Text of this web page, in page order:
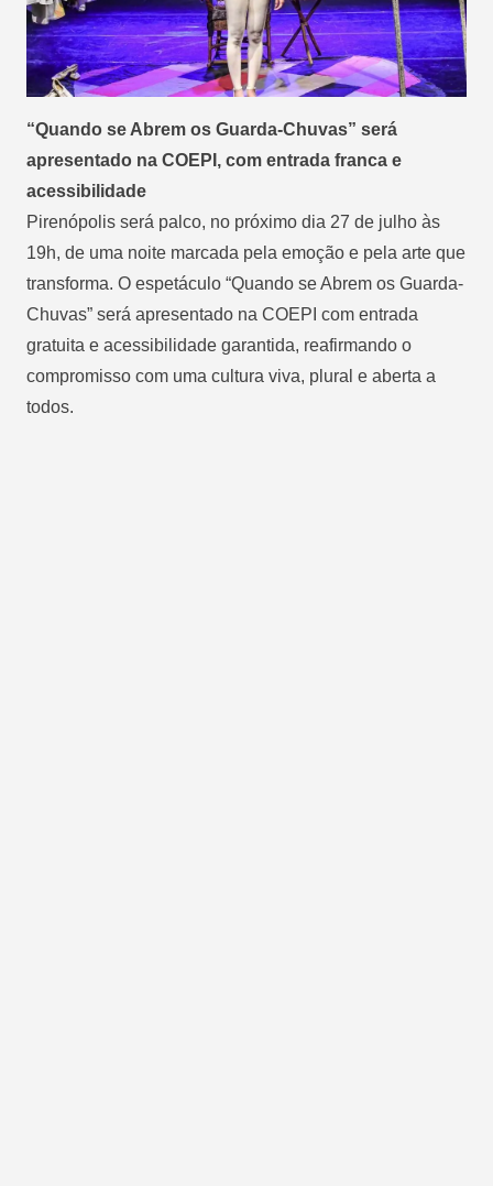
“Quando se Abrem os Guarda-Chuvas” será
apresentado na COEPI, com entrada franca e
acessibilidade
Pirenópolis será palco, no próximo dia 27 de julho às
19h, de uma noite marcada pela emoção e pela arte que
transforma. O espetáculo “Quando se Abrem os Guarda-
Chuvas” será apresentado na COEPI com entrada
gratuita e acessibilidade garantida, reafirmando o
compromisso com uma cultura viva, plural e aberta a
todos.